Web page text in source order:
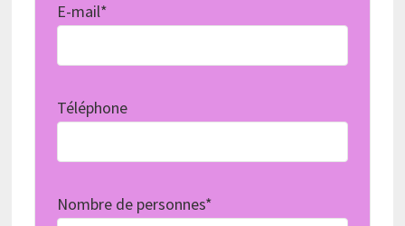
E-mail*
Téléphone
Nombre de personnes*